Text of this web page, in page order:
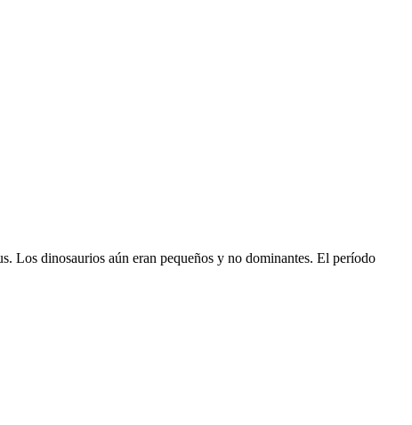
Los dinosaurios aún eran pequeños y no dominantes. El período